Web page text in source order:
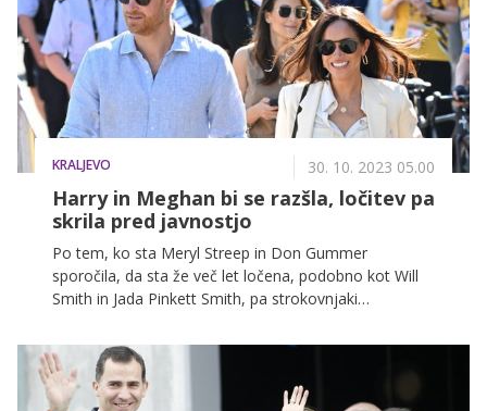
KRALJEVO 30. 10. 2023 05.00
Harry in Meghan bi se razšla, ločitev pa
skrila pred javnostjo
Po tem, ko sta Meryl Streep in Don Gummer
sporočila, da sta že več let ločena, podobno kot Will
Smith in Jada Pinkett Smith, pa strokovnjaki
Harryjem in Meghan, ki sta za svojo kariero po
mnenju mnogih pripravljena narediti vse.